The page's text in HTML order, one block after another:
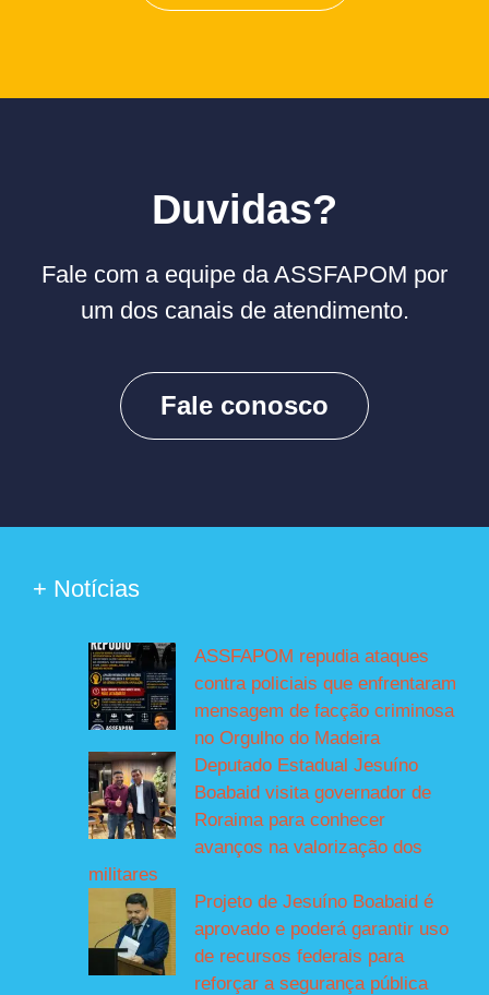
Duvidas?
Fale com a equipe da ASSFAPOM por
um dos canais de atendimento.
Fale conosco
+ Notícias
ASSFAPOM repudia ataques
contra policiais que enfrentaram
mensagem de facção criminosa
no Orgulho do Madeira
Deputado Estadual Jesuíno
Boabaid visita governador de
Roraima para conhecer
avanços na valorização dos
militares
Projeto de Jesuíno Boabaid é
aprovado e poderá garantir uso
de recursos federais para
reforçar a segurança pública